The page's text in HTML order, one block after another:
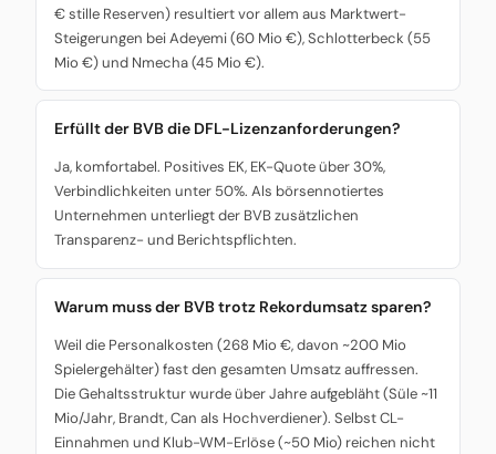
€ stille Reserven) resultiert vor allem aus Marktwert-
Steigerungen bei Adeyemi (60 Mio €), Schlotterbeck (55
Mio €) und Nmecha (45 Mio €).
Erfüllt der BVB die DFL-Lizenzanforderungen?
Ja, komfortabel. Positives EK, EK-Quote über 30%,
Verbindlichkeiten unter 50%. Als börsennotiertes
Unternehmen unterliegt der BVB zusätzlichen
Transparenz- und Berichtspflichten.
Warum muss der BVB trotz Rekordumsatz sparen?
Weil die Personalkosten (268 Mio €, davon ~200 Mio
Spielergehälter) fast den gesamten Umsatz auffressen.
Die Gehaltsstruktur wurde über Jahre aufgebläht (Süle ~11
Mio/Jahr, Brandt, Can als Hochverdiener). Selbst CL-
Einnahmen und Klub-WM-Erlöse (~50 Mio) reichen nicht